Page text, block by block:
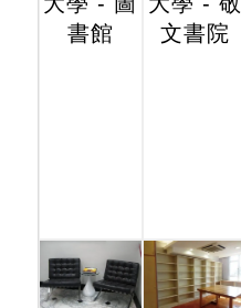
書館
文書院